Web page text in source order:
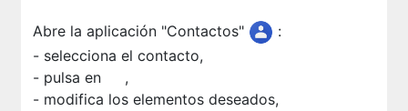
Abre la aplicación "Contactos"
:
- selecciona el contacto,
- pulsa en
,
- modifica los elementos deseados,